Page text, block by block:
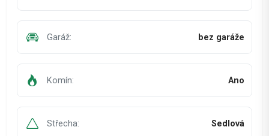
Garáž: bez garáže
Komín: Ano
Střecha: Sedlová